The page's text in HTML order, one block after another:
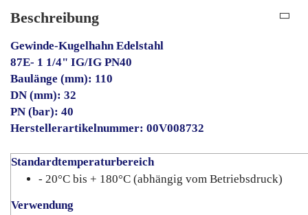
Beschreibung
Gewinde-Kugelhahn Edelstahl
87E- 1 1/4" IG/IG PN40
Baulänge (mm): 110
DN (mm): 32
PN (bar): 40
Herstellerartikelnummer: 00V008732
Standardtemperaturbereich
- 20°C bis + 180°C (abhängig vom Betriebsdruck)
Verwendung